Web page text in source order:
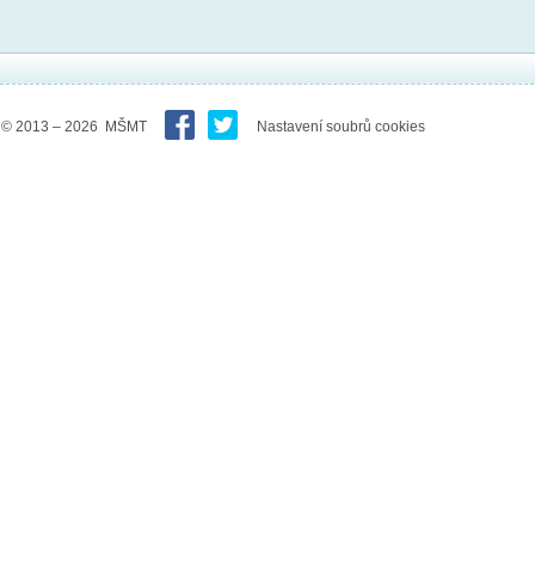
© 2013 – 2026 MŠMT Nastavení soubrů cookies